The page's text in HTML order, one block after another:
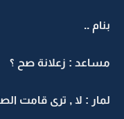
بنام ..
مساعد : زعلانة صح ؟
لمار : لا , ترى قامت